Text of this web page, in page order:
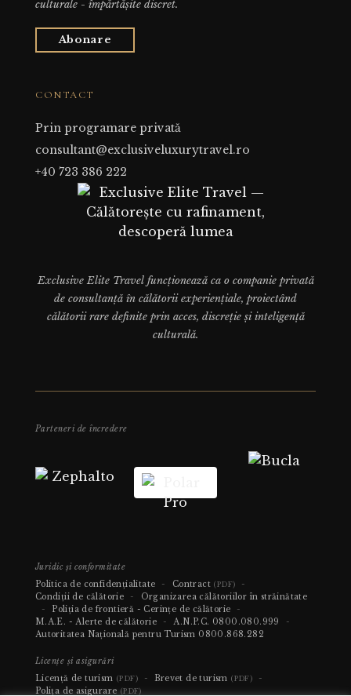
culturale - împărtășite discret.
Abonare
CONTACT
Prin programare privată
consultant@exclusiveluxurytravel.ro
+40 723 386 222
Exclusive Elite Travel funcționează ca o companie privată
de consultanță în călătorii experiențiale, proiectând
călătorii rare definite prin acces, discreție și inteligență
culturală.
Parteneri de încredere
Juridic și conformitate
Politica de confidențialitate
- Contract (PDF)
-
Condiții de călătorie
-
Organizarea călătoriilor în străinătate
-
Poliția de frontieră - Cerințe de călătorie
-
M.A.E. - Alerte de călătorie
- A.N.P.C. 0800.080.999
-
Autoritatea Națională pentru Turism 0800.868.282
Licențe și asigurări
Licență de turism (PDF) - Brevet de turism (PDF)
-
Polița de asigurare (PDF)